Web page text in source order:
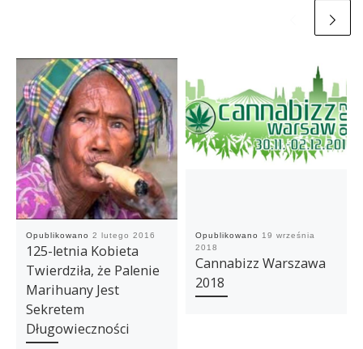
Opublikowano 2 lutego 2016
125-letnia Kobieta
Twierdziła, że Palenie
Marihuany Jest
Sekretem
Długowieczności
Opublikowano
19 września
2018
Cannabizz Warszawa
2018